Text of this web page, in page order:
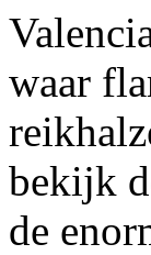
waar
bekijk
de